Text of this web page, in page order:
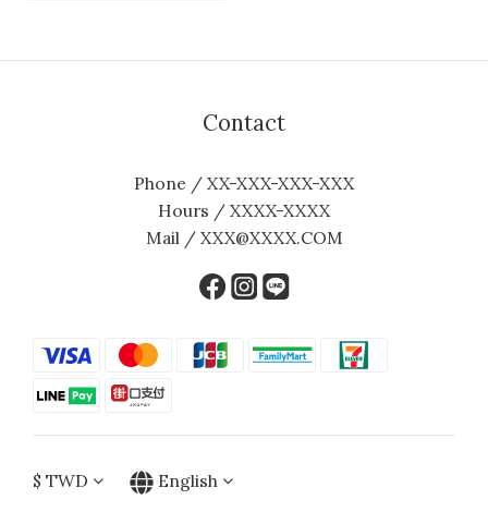
Contact
Phone / XX-XXX-XXX-XXX
Hours / XXXX-XXXX
Mail / XXX@XXXX.COM
$ TWD English